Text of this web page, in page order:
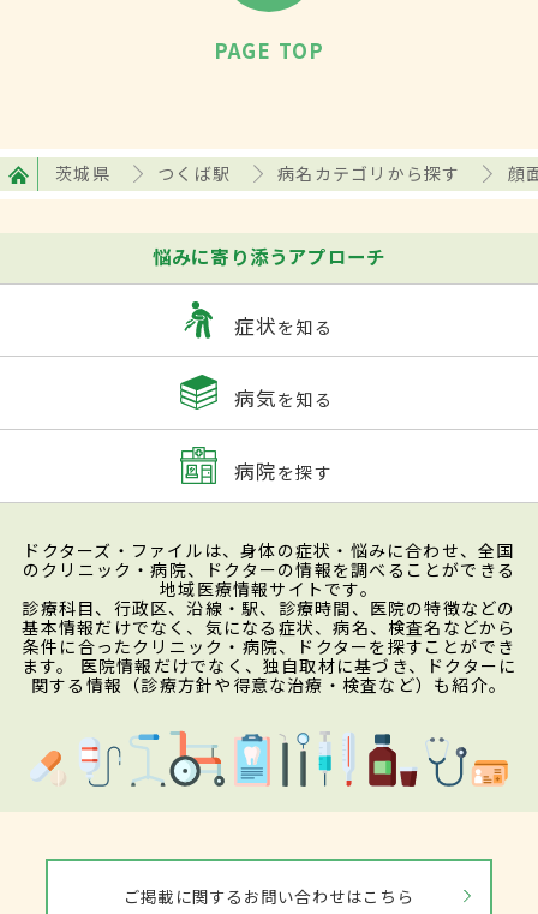
PAGE TOP
茨城県 つくば駅 病名カテゴリから探す 顔
悩みに寄り添うアプローチ
症状を知る
病気を知る
病院を探す
ドクターズ・ファイルは、身体の症状・悩みに合わせ、全国
のクリニック・病院、ドクターの情報を調べることができる
地域医療情報サイトです。
診療科目、行政区、沿線・駅、診療時間、医院の特徴などの
基本情報だけでなく、気になる症状、病名、検査名などから
条件に合ったクリニック・病院、ドクターを探すことができ
ます。 医院情報だけでなく、独自取材に基づき、ドクターに
関する情報（診療方針や得意な治療・検査など）も紹介。
ご掲載に関するお問い合わせはこちら